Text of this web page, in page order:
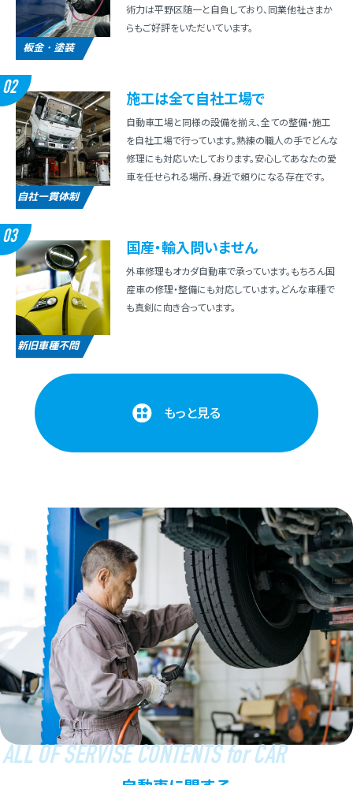
板金・塗装
術⼒は平野区随⼀と⾃負しており、同業他社さまか
らもご好評をいただいています。
02
自社一貫体制
施⼯は全て⾃社⼯場で
⾃動⾞⼯場と同様の設備を揃え、全ての整備・施⼯
を⾃社⼯場で⾏っています。熟練の職⼈の⼿でどんな
修理にも対応いたしております。安⼼してあなたの愛
⾞を任せられる場所、⾝近で頼りになる存在です。
03
新旧車種不問
国産・輸⼊問いません
外⾞修理もオカダ⾃動⾞で承っています。もちろん国
産⾞の修理・整備にも対応しています。どんな⾞種で
も真剣に向き合っています。
もっと見る
ALL OF SERVISE CONTENTS for CAR